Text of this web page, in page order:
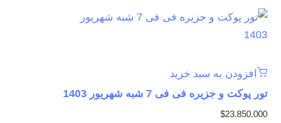
افزودن به سبد خرید
تور پوکت و جزیره فی فی 7 شبه شهریور 1403
$23.850.000